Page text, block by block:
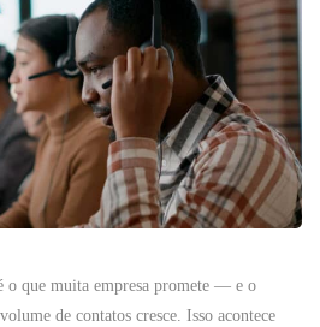
o que muita empresa promete — e o
de contatos cresce. Isso acontece